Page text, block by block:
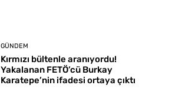
GÜNDEM
Kırmızı bültenle aranıyordu!
Yakalanan FETÖ’cü Burkay
Karatepe’nin ifadesi ortaya çıktı